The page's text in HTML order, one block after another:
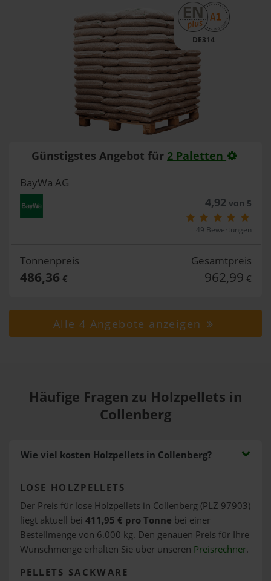
DE314
Günstigstes Angebot für 2 Paletten
BayWa AG
4,92von 5
49 Bewertungen
Tonnenpreis
486,36 €
Gesamtpreis
962,99 €
Alle 4 Angebote anzeigen
Häufige Fragen zu Holzpellets in
Collenberg
Wie viel kosten Holzpellets in Collenberg?
LOSE HOLZPELLETS
Der Preis für lose Holzpellets in Collenberg (PLZ 97903)
liegt aktuell bei 411,95 € pro Tonne bei einer
Bestellmenge von 6.000 kg. Den genauen Preis für Ihre
Wunschmenge erhalten Sie über unseren Preisrechner.
PELLETS SACKWARE